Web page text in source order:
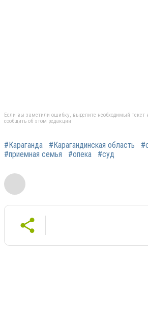
Если вы заметили ошибку, выделите необходимый текст
сообщить об этом редакции
#Караганда #Карагандинская область
#приемная семья
#опека #суд